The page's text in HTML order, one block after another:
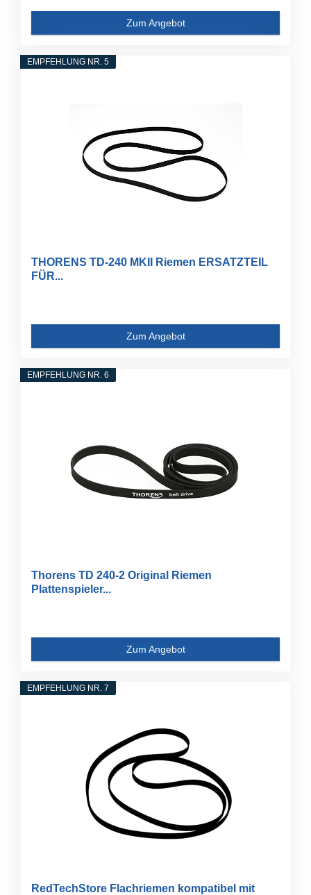
Zum Angebot
EMPFEHLUNG NR. 5
THORENS TD-240 MKII Riemen ERSATZTEIL
FÜR...
Zum Angebot
EMPFEHLUNG NR. 6
Thorens TD 240-2 Original Riemen
Plattenspieler...
Zum Angebot
EMPFEHLUNG NR. 7
RedTechStore Flachriemen kompatibel mit